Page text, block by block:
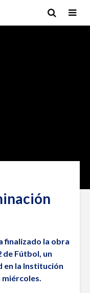
finalizado la obra
de Fútbol, un
en la Institución
miércoles.